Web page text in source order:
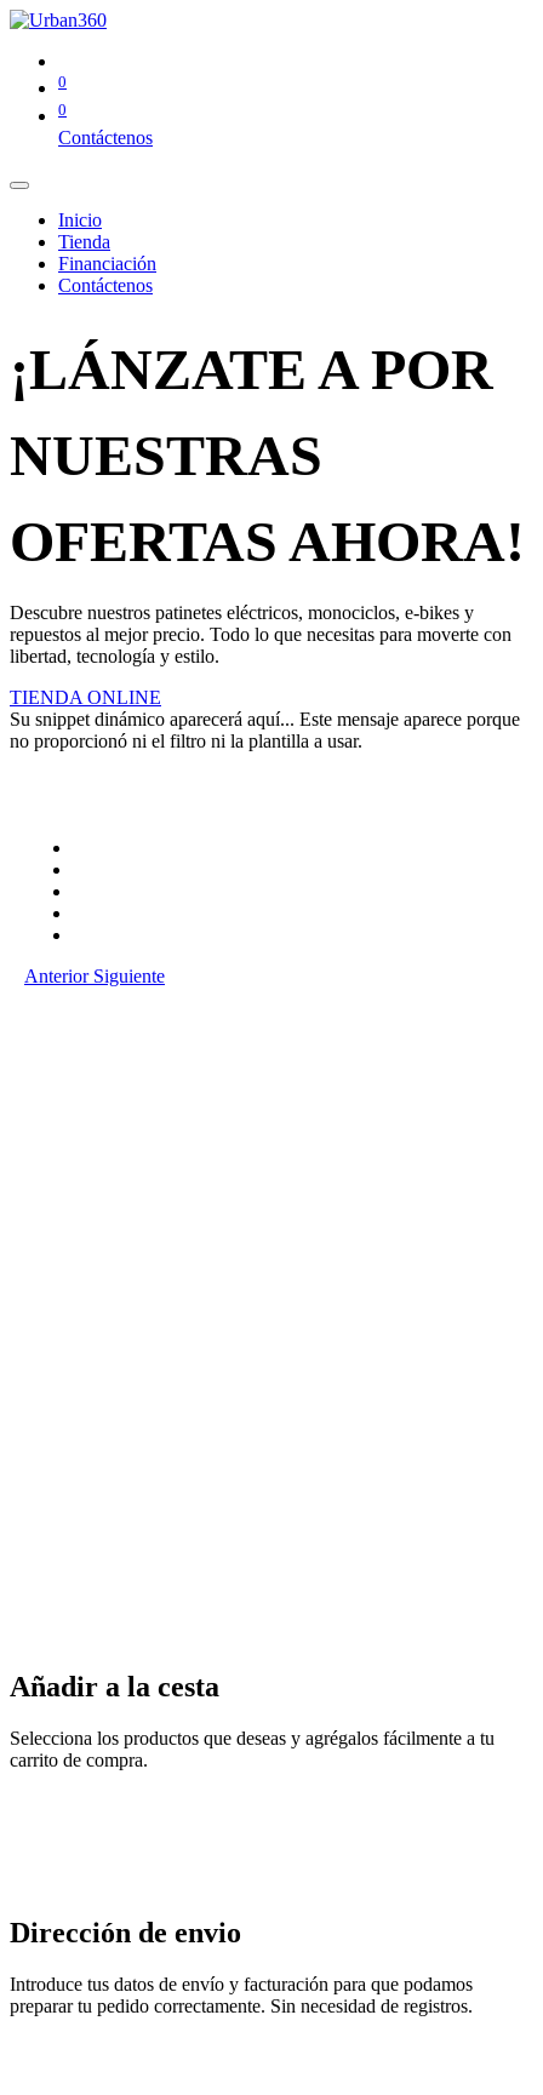
0
0
Contáctenos
Inicio
Tienda
Financiación
Contáctenos
¡LÁNZATE A POR
NUESTRAS
OFERTAS AHORA!
Descubre nuestros patinetes eléctricos, monociclos, e-bikes y
repuestos al mejor precio. Todo lo que necesitas para moverte con
libertad, tecnología y estilo.
TIENDA ONLINE
Su snippet dinámico aparecerá aquí... Este mensaje aparece porque
no proporcionó ni el filtro ni la plantilla a usar.
Anterior Siguiente
Añadir a la cesta
Selecciona los productos que deseas y agrégalos fácilmente a tu
carrito de compra.
Dirección de envio
Introduce tus datos de envío y facturación para que podamos
preparar tu pedido correctamente. Sin necesidad de registros.